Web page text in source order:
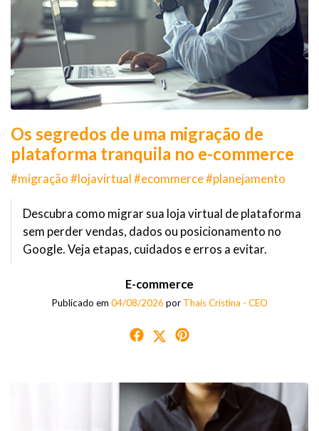
Os segredos de uma migração de
plataforma tranquila no e-commerce
#migração #lojavirtual #ecommerce #planejamento
Descubra como migrar sua loja virtual de plataforma
sem perder vendas, dados ou posicionamento no
Google. Veja etapas, cuidados e erros a evitar.
E-commerce
Publicado em 04/08/2026 por Thaís Cristina - CEO